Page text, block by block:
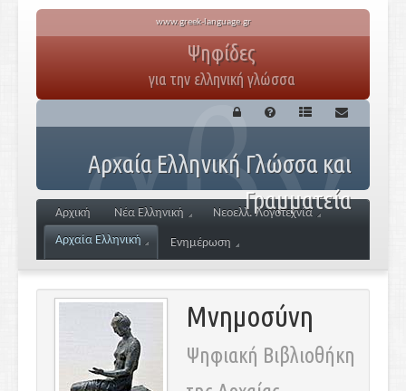
www.greek-language.gr
Ψηφίδες
για την ελληνική γλώσσα
Αρχαία Ελληνική Γλώσσα και
Γραμματεία
Αρχική Νέα Ελληνική
Νεοελλ. Λογοτεχνία
Αρχαία Ελληνική
Ενημέρωση
Μνημοσύνη
Ψηφιακή Βιβλιοθήκη